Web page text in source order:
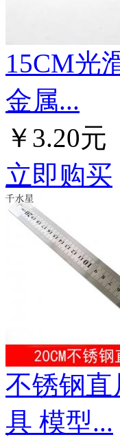
15CM光
金属...
￥3.20元
立即购买
不锈钢直
具 模型...